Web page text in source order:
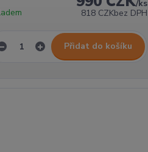
/ks
818 CZKbez DPH
Přidat do košíku